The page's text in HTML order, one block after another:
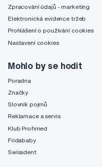
Zpracování údajů - marketing
Elektronická evidence tržeb
Prohlášení o používání cookies
Nastavení cookies
Mohlo by se hodit
Poradna
Značky
Slovník pojmů
Reklamace a servis
Klub Profimed
Fridababy
Swissdent